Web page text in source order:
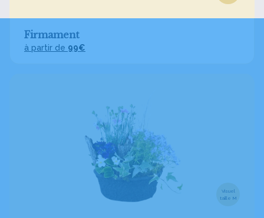
Firmament
à partir de 99€
Visuel
taille M